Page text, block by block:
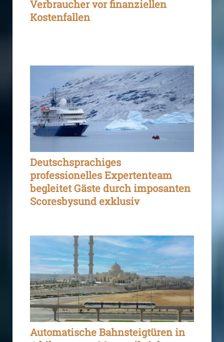
Verbraucher vor finanziellen
Kostenfallen
Deutschsprachiges
professionelles Expertenteam
begleitet Gäste durch imposanten
Scoresbysund exklusiv
Automatische Bahnsteigtüren in